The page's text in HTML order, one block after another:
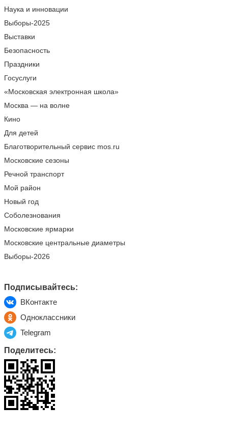
Наука и инновации
Выборы-2025
Выставки
Безопасность
Праздники
Госуслуги
«Московская электронная школа»
Москва — на волне
Кино
Для детей
Благотворительный сервис mos.ru
Московские сезоны
Речной транспорт
Мой район
Новый год
Соболезнования
Московские ярмарки
Московские центральные диаметры
Выборы-2026
Подписывайтесь:
ВКонтакте
Одноклассники
Telegram
Поделитесь: